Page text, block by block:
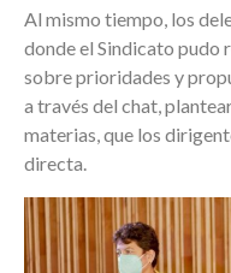
Al mismo tiempo, los
donde el Sindicato
sobre prioridades y
a través del chat,
materias, que los
directa.